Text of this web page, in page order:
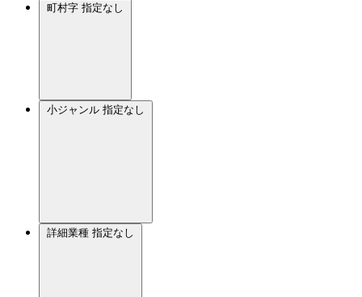
町村字 指定なし
小ジャンル 指定なし
詳細業種 指定なし